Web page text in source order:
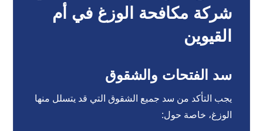
شركة مكافحة الوزغ في أم
القيوين
سد الفتحات والشقوق
يجب التأكد من سد جميع الشقوق التي قد يتسلل منها
الوزغ، خاصة حول: